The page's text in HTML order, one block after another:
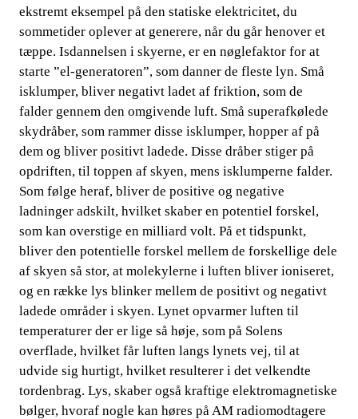
ekstremt eksempel på den statiske elektricitet, du
sommetider oplever at generere, når du går henover et
tæppe. Isdannelsen i skyerne, er en nøglefaktor for at
starte ”el-generatoren”, som danner de fleste lyn. Små
isklumper, bliver negativt ladet af friktion, som de
falder gennem den omgivende luft. Små superafkølede
skydråber, som rammer disse isklumper, hopper af på
dem og bliver positivt ladede. Disse dråber stiger på
opdriften, til toppen af skyen, mens isklumperne falder.
Som følge heraf, bliver de positive og negative
ladninger adskilt, hvilket skaber en potentiel forskel,
som kan overstige en milliard volt. På et tidspunkt,
bliver den potentielle forskel mellem de forskellige dele
af skyen så stor, at molekylerne i luften bliver ioniseret,
og en række lys blinker mellem de ​​ positivt og negativt
ladede områder i skyen.​​ Lynet opvarmer luften til
temperaturer der er lige så høje, som på Solens
overflade, hvilket får luften langs lynets vej, til at
udvide sig hurtigt, hvilket resulterer i det velkendte
tordenbrag. Lys, skaber også kraftige elektromagnetiske
bølger, hvoraf nogle kan høres på AM radiomodtagere